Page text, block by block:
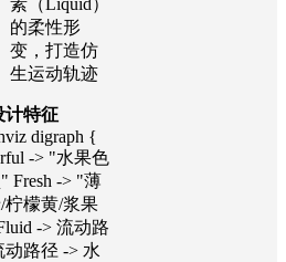
的柔性形
变，打造仿
生运动轨迹
计特征
digraph {
-> "水果色
Fresh -> "薄
柠檬黄/浆果
-> 流动路
动路径 -> 水